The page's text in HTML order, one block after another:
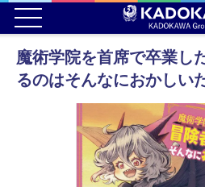
魔術学院を首席で卒業し
るのはそんなにおかし